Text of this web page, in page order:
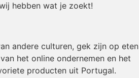
hebben wat je zoekt!
andere culturen, gek zijn op eten
het online ondernemen en het
producten uit Portugal.